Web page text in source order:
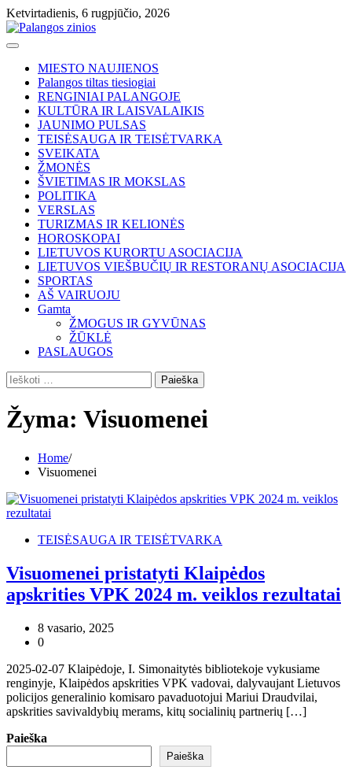
Skip
to
content
Ketvirtadienis, 6 rugpjūčio, 2026
MIESTO NAUJIENOS
Palangos tiltas tiesiogiai
RENGINIAI PALANGOJE
KULTŪRA IR LAISVALAIKIS
JAUNIMO PULSAS
TEISĖSAUGA IR TEISĖTVARKA
SVEIKATA
ŽMONĖS
ŠVIETIMAS IR MOKSLAS
POLITIKA
VERSLAS
TURIZMAS IR KELIONĖS
HOROSKOPAI
LIETUVOS KURORTU ASOCIACIJA
LIETUVOS VIEŠBUČIŲ IR RESTORANŲ ASOCIACIJA
SPORTAS
AŠ VAIRUOJU
Gamta
ŽMOGUS IR GYVŪNAS
ŽŪKLĖ
PASLAUGOS
Ieškoti:
Žyma: Visuomenei
Home
Visuomenei
TEISĖSAUGA IR TEISĖTVARKA
Visuomenei pristatyti Klaipėdos
apskrities VPK 2024 m. veiklos rezultatai
8 vasario, 2025
0
2025-02-07 Klaipėdoje, I. Simonaitytės bibliotekoje vykusiame
renginyje, Klaipėdos apskrities VPK vadovai, dalyvaujant Lietuvos
policijos generalinio komisaro pavaduotojui Mariui Draudvilai,
apskrities savivaldybių merams, kitų socialinių partnerių […]
Paieška
Paieška